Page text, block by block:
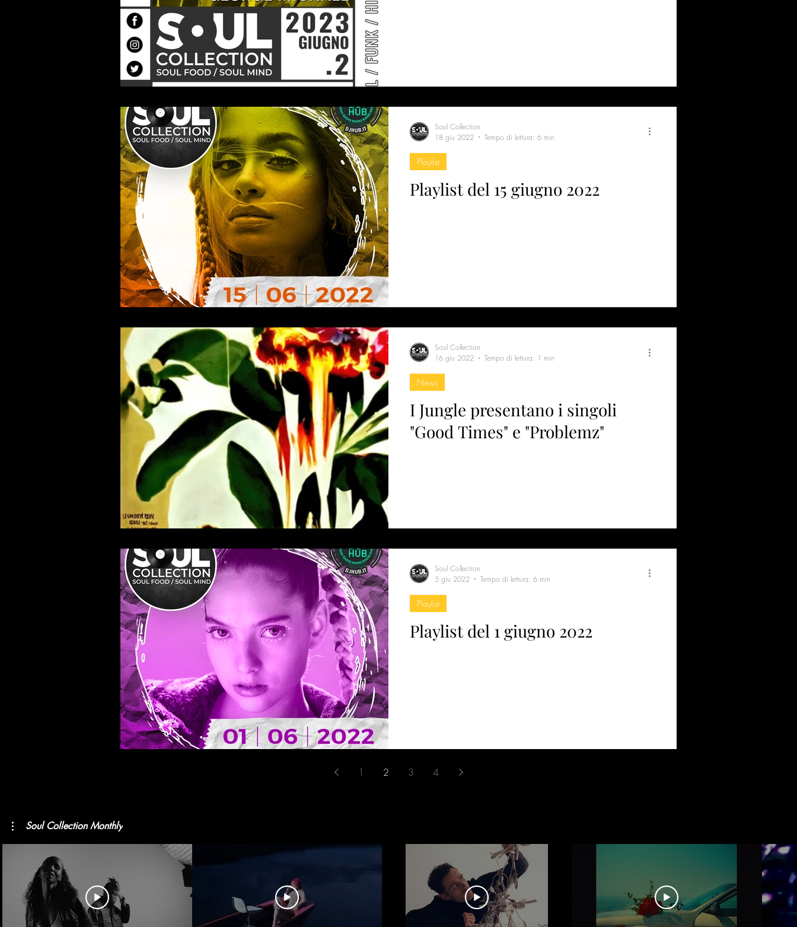
Playlist del 15 giugno 2022
Playlist
Soul Collection
18 giu 2022
Tempo di lettura: 6 min
I Jungle presentano i singoli
"Good Times" e "Problemz"
News
Soul Collection
16 giu 2022
Tempo di lettura: 1 min
Playlist del 1 giugno 2022
Playlist
Soul Collection
5 giu 2022
Tempo di lettura: 6 min
1 2 3 4
Soul Collection Monthly